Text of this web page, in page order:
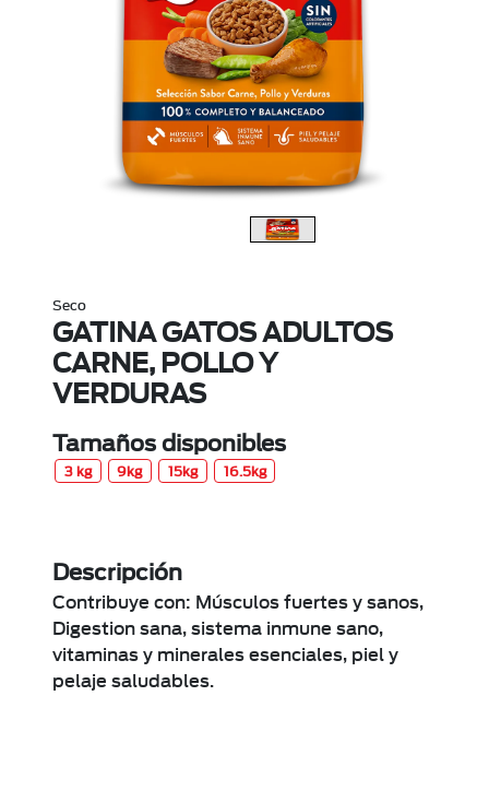
Seco
GATINA GATOS ADULTOS
CARNE, POLLO Y
VERDURAS
Tamaños disponibles
3 kg 9kg 15kg 16.5kg
Descripción
Contribuye con: Músculos fuertes y sanos,
Digestion sana, sistema inmune sano,
vitaminas y minerales esenciales, piel y
pelaje saludables.